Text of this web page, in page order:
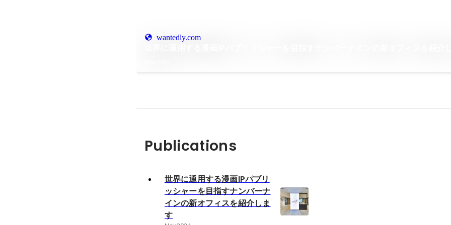
wantedly.com
Publications
世界に通用する漫画IPパブリ
ッシャーを目指すナンバーナ
インの新オフィスを紹介しま
す